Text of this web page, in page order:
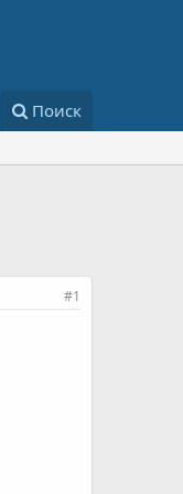
Поиск
#1